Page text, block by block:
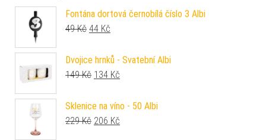
Fontána dortová černobílá číslo 3 Albi
49Kč Původní cena byla: 49 Kč.
44 Kč
Dvojice hrnků - Svatební Albi
149Kč Původní cena byla: 149 Kč.
134 Kč
Sklenice na víno - 50 Albi
229Kč Původní cena byla: 229 Kč.
206 Kč